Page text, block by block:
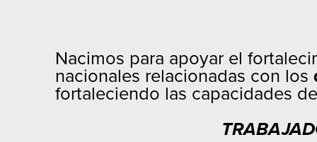
Nacimos para apoyar el
nacionales relacionadas con los
fortaleciendo las capacidades